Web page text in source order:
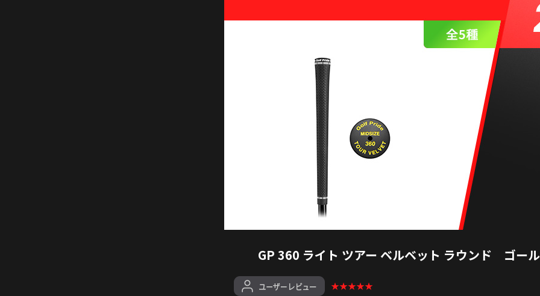
GP 360 ライト ツアー ベルベット ラウンド ゴー
★★★★★